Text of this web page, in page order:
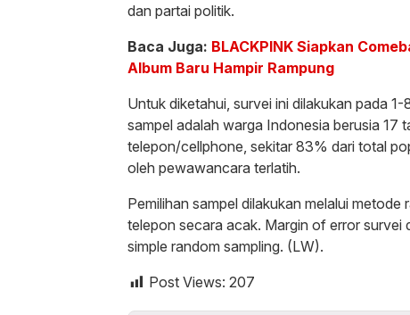
dan partai politik.
Baca Juga: BLACKPINK Siapkan
Album Baru Hampir Rampung
Untuk diketahui, survei ini dilakukan pada
sampel adalah warga Indonesia berusia 17
telepon/cellphone, sekitar 83% dari total
oleh pewawancara terlatih.
Pemilihan sampel dilakukan melalui
telepon secara acak. Margin of error
simple random sampling. (LW).
Post Views: 207